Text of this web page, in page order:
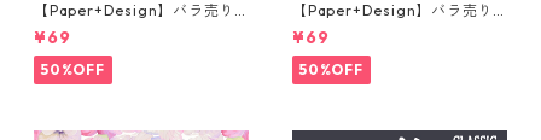
【Paper+Design】バラ売り2
枚 ランチサイズ ペーパーナプ
キン In Love ピンク
¥69
50%OFF
【Paper+Design】バラ売り2
枚 ランチサイズ ペーパーナプ
キン Happy Camper ホワイト
¥69
50%OFF